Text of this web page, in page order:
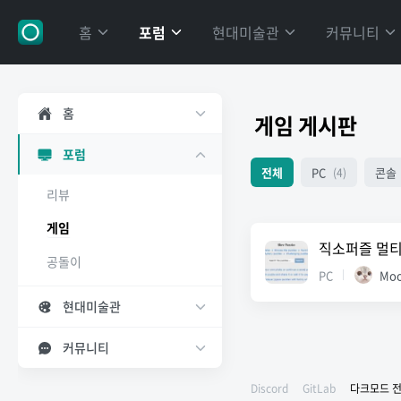
홈 포럼 현대미술관 커뮤니티
홈
포럼
리뷰
게임
공돌이
현대미술관
커뮤니티
게임 게시판
전체 PC (4) 콘솔
직소퍼즐 멀
PC
Discord GitLab
다크모드